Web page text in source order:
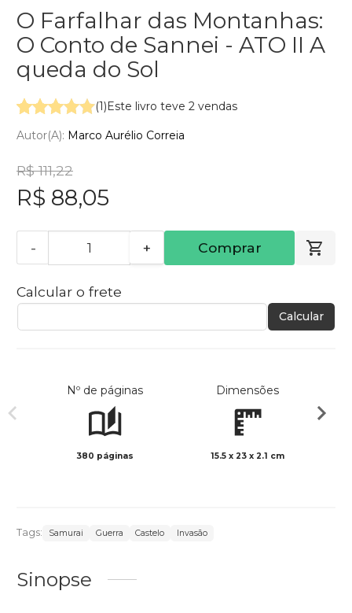
O Farfalhar das Montanhas:
O Conto de Sannei - ATO II A
queda do Sol
(1) Este livro teve 2 vendas
Autor(a): Marco Aurélio Correia
R$ 111,22
R$ 88,05
- + Comprar
Calcular o frete
Calcular
Nº de páginas
380 páginas
Dimensões
15.5 x 23 x 2.1 cm
Tags: Samurai Guerra Castelo Invasão
Sinopse